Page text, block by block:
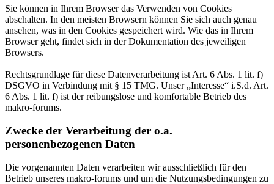
Sie können in Ihrem Browser das Verwenden von Cookies
abschalten. In den meisten Browsern können Sie sich auch genau
ansehen, was in den Cookies gespeichert wird. Wie das in Ihrem
Browser geht, findet sich in der Dokumentation des jeweiligen
Browsers.
Rechtsgrundlage für diese Datenverarbeitung ist Art. 6 Abs. 1 lit. f)
DSGVO in Verbindung mit § 15 TMG. Unser „Interesse“ i.S.d. Art.
6 Abs. 1 lit. f) ist der reibungslose und komfortable Betrieb des
makro-forums.
Zwecke der Verarbeitung der o.a.
personenbezogenen Daten
Die vorgenannten Daten verarbeiten wir ausschließlich für den
Betrieb unseres makro-forums und um die Nutzungsbedingungen zu